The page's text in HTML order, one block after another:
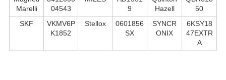
Marelli
04543
9
Hazell
50
SKF
VKMV6P
K1852
Stellox
0601856
SX
SYNCR
ONIX
6KSY18
47EXTR
A